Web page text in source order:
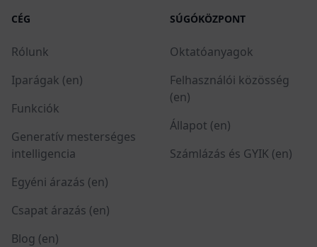
CÉG
Rólunk
Iparágak (en)
Funkciók
Generatív mesterséges
intelligencia
Egyéni árazás (en)
Csapat árazás (en)
Blog (en)
SÚGÓKÖZPONT
Oktatóanyagok
Felhasználói közösség
(en)
Állapot (en)
Számlázás és GYIK (en)